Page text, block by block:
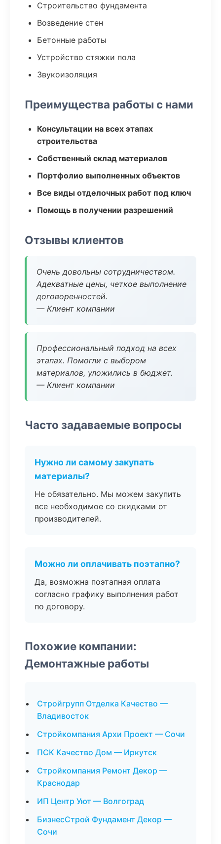
Строительство фундамента
Возведение стен
Бетонные работы
Устройство стяжки пола
Звукоизоляция
Преимущества работы с нами
Консультации на всех этапах
строительства
Собственный склад материалов
Портфолио выполненных объектов
Все виды отделочных работ под ключ
Помощь в получении разрешений
Отзывы клиентов
Очень довольны сотрудничеством.
Адекватные цены, четкое выполнение
договоренностей.
— Клиент компании
Профессиональный подход на всех
этапах. Помогли с выбором
материалов, уложились в бюджет.
— Клиент компании
Часто задаваемые вопросы
Нужно ли самому закупать
материалы?
Не обязательно. Мы можем закупить
все необходимое со скидками от
производителей.
Можно ли оплачивать поэтапно?
Да, возможна поэтапная оплата
согласно графику выполнения работ
по договору.
Похожие компании:
Демонтажные работы
Стройгрупп Отделка Качество —
Владивосток
Стройкомпания Архи Проект — Сочи
ПСК Качество Дом — Иркутск
Стройкомпания Ремонт Декор —
Краснодар
ИП Центр Уют — Волгоград
БизнесСтрой Фундамент Декор —
Сочи